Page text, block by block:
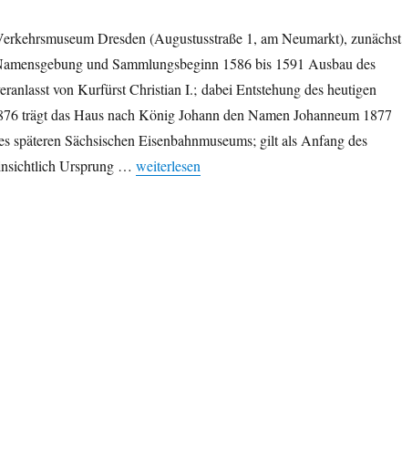
Dresden (Augustusstraße 1, am Neumarkt), zunächst
und Sammlungsbeginn 1586 bis 1591 Ausbau des
von Kurfürst Christian I.; dabei Entstehung des heutigen
trägt das Haus nach König Johann den Namen Johanneum 1877
späteren Sächsischen Eisenbahnmuseums; gilt als Anfang des
Ursprung … „Das Verkehrsmuseum Dresden in Zahlen“
weiterlesen